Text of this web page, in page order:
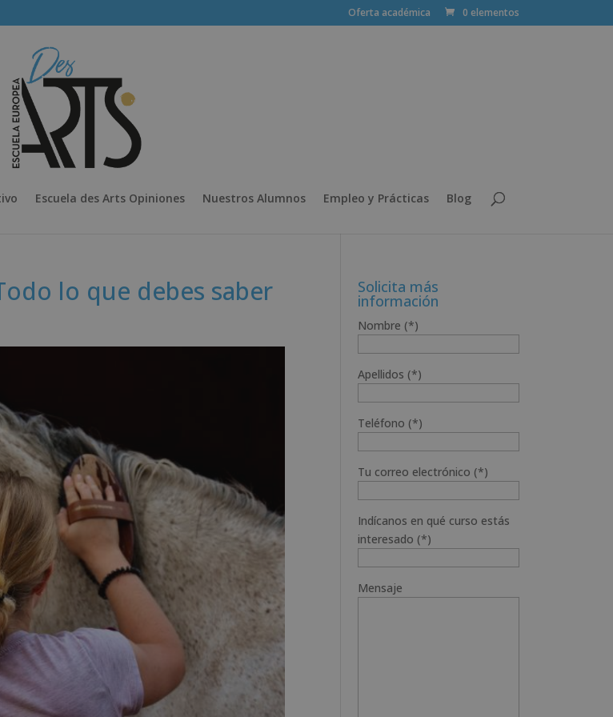
Oferta académica 0 elementos
Escuela des Arts Opiniones Nuestros Alumnos Empleo y Prácticas Blog
lo que debes saber Solicita más
información
Nombre (*)
Apellidos (*)
Teléfono (*)
Tu correo electrónico (*)
Indícanos en qué curso estás
interesado (*)
Mensaje